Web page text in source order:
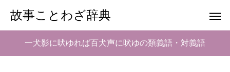
故事ことわざ辞典
一犬影に吠ゆれば百犬声に吠ゆの類義語・対義語